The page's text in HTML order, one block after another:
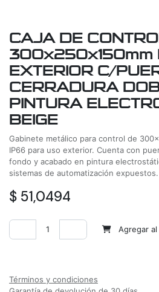
CAJA DE
300x250x150mm
EXTERIOR C/
CERRADURA
PINTURA
BEIGE
Gabinete metálico para control de
IP66 para uso exterior. Cuenta con
fondo y acabado en pintura
sistemas de automatización expuestos.
$ 51,0494
Agregar
Términos y condiciones